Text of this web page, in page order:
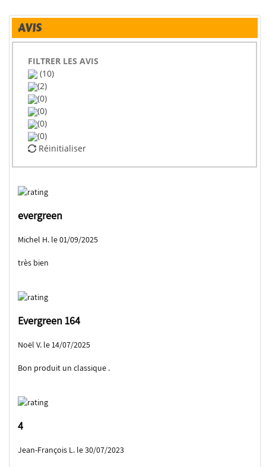
AVIS
FILTRER LES AVIS
(10)
(2)
(0)
(0)
(0)
(0)
Réinitialiser
evergreen
Michel H. le 01/09/2025
très bien
Evergreen 164
Noël V. le 14/07/2025
Bon produit un classique .
4
Jean-François L. le 30/07/2023